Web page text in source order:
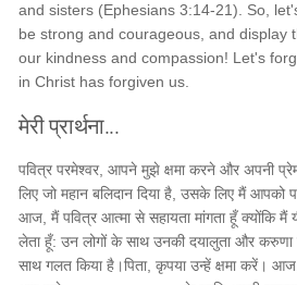
and sisters (Ephesians 3:14-21). So,
be strong and courageous, and display
our kindness and compassion! Let's
in Christ has forgiven us.
मेरी प्रार्थना...
पवित्र परमेश्वर, आपने मुझे क्षमा करने और अपनी
लिए जो महान बलिदान दिया है, उसके लिए मैं आपको
आज, मैं पवित्र आत्मा से सहायता मांगता हूँ क्योंकि
लेता हूँ: उन लोगों के साथ उनकी दयालुता और करुणा
साथ गलत किया है। ​पिता, कृपया उन्हें क्षमा करें।